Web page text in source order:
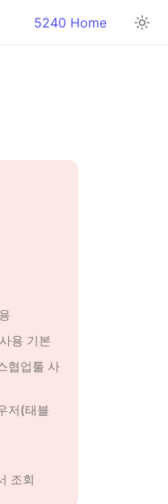
5240 Home
용 기본
협업툴 사
저(태블
조회